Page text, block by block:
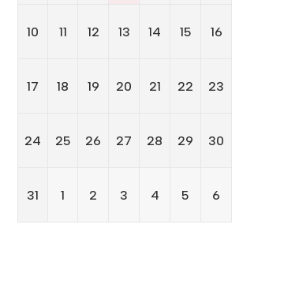
10 11 12 13 14 15 16
17 18 19 20 21 22 23
24 25 26 27 28 29 30
31 1 2 3 4 5 6